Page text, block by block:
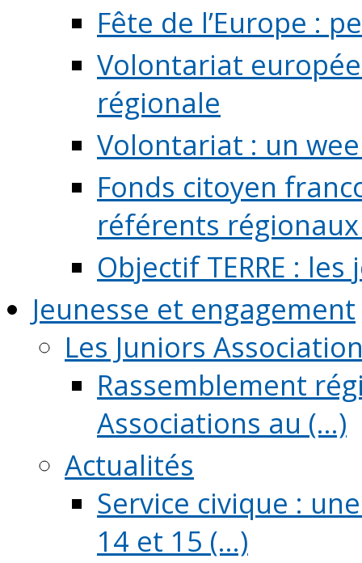
Fête de l’Europe :
Volontariat
régionale
Volontariat : un
Fonds citoyen
référents régionaux
Objectif TERRE :
Jeunesse et engagement
Les Juniors
Rassemblement
Associations au (...)
Actualités
Service civique :
14 et 15 (...)